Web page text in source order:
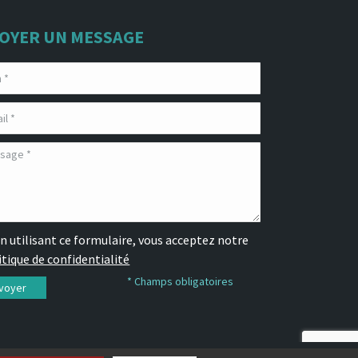
UN MESSAGE
utilisant ce formulaire, vous acceptez notre
de confidentialité
* Champs obligatoires